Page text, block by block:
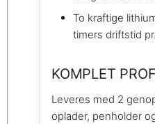
To kraftige
timers driftstid
KOMPLET
Leveres med 2
oplader, penholder